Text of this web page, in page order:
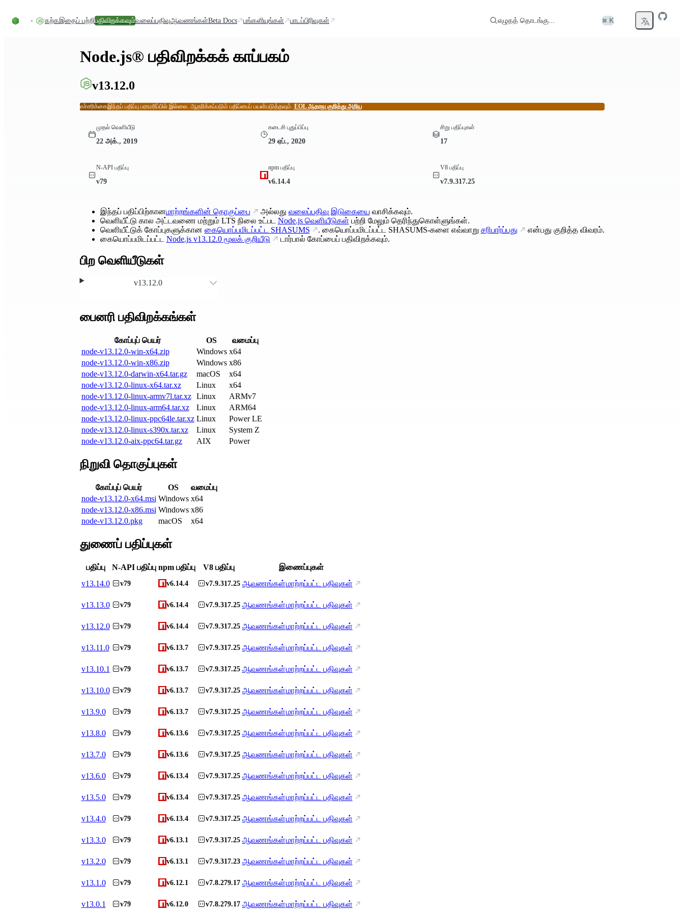
கற்கஇதைப் பற்றிபதிவிறக்கவும்வலைப்பதிவுஆவணங்கள்Beta Docs பங்களியுங்கள் பாடப்பிரிவுகள் எழுதத் தொடங்கு... ⌘ K
Node.js® பதிவிறக்கக் காப்பகம்
v13.12.0
எச்சரிக்கைஇந்தப் பதிப்பு பராமரிப்பில் இல்லை. ஆதரிக்கப்படும் பதிப்பைப் பயன்படுத்தவும். EOL ஆதரவு குறித்து அறிய
முதல் வெளியீடு
22 அக்., 2019
கடைசி புதுப்பிப்பு
29 ஏப்., 2020
சிறு பதிப்புகள்
17
N-API பதிப்பு
v79
npm பதிப்பு
v6.14.4
V8 பதிப்பு
v7.9.317.25
இந்தப் பதிப்பிற்கானமாற்றங்களின் தொகுப்பை அல்லது வலைப்பதிவு இடுகையை வாசிக்கவும்.
வெளியீட்டு கால அட்டவணை மற்றும் LTS நிலை உட்பட Node.js வெளியீடுகள் பற்றி மேலும் தெரிந்துகொள்ளுங்கள்.
வெளியீட்டுக் கோப்புகளுக்கான கையொப்பமிடப்பட்ட SHASUMS . கையொப்பமிடப்பட்ட SHASUMS-களை எவ்வாறு சரிபார்ப்பது
என்பது குறித்த விவரம்.
கையொப்பமிடப்பட்ட Node.js v13.12.0மூலக் குறியீடு டார்பால் கோப்பைப் பதிவிறக்கவும்.
பிற வெளியீடுகள்
v13.12.0
பைனரி பதிவிறக்கங்கள்
கோப்புப் பெயர் OS
வமைப்பு
node-v13.12.0-win-x64.zip
Windows x64
node-v13.12.0-win-x86.zip
Windows x86
node-v13.12.0-darwin-x64.tar.gz
macOS
x64
node-v13.12.0-linux-x64.tar.xz
Linux
x64
node-v13.12.0-linux-armv7l.tar.xz
Linux
ARMv7
node-v13.12.0-linux-arm64.tar.xz
Linux
ARM64
node-v13.12.0-linux-ppc64le.tar.xz Linux
Power LE
node-v13.12.0-linux-s390x.tar.xz
Linux
System Z
node-v13.12.0-aix-ppc64.tar.gz
AIX Power
நிறுவி தொகுப்புகள்
கோப்புப் பெயர் OS
வமைப்பு
node-v13.12.0-x64.msi Windows x64
node-v13.12.0-x86.msi Windows x86
node-v13.12.0.pkg
macOS x64
துணைப் பதிப்புகள்
பதிப்பு N-API பதிப்பு npm பதிப்பு V8 பதிப்பு
இணைப்புகள்
v13.14.0 v79 v6.14.4 v7.9.317.25 ஆவணங்கள்மாற்றப்பட்ட பதிவுகள்
v13.13.0 v79 v6.14.4 v7.9.317.25 ஆவணங்கள்மாற்றப்பட்ட பதிவுகள்
v13.12.0 v79 v6.14.4 v7.9.317.25 ஆவணங்கள்மாற்றப்பட்ட பதிவுகள்
v13.11.0 v79 v6.13.7 v7.9.317.25 ஆவணங்கள்மாற்றப்பட்ட பதிவுகள்
v13.10.1 v79 v6.13.7 v7.9.317.25 ஆவணங்கள்மாற்றப்பட்ட பதிவுகள்
v13.10.0 v79 v6.13.7 v7.9.317.25 ஆவணங்கள்மாற்றப்பட்ட பதிவுகள்
v13.9.0 v79 v6.13.7 v7.9.317.25 ஆவணங்கள்மாற்றப்பட்ட பதிவுகள்
v13.8.0 v79 v6.13.6 v7.9.317.25 ஆவணங்கள்மாற்றப்பட்ட பதிவுகள்
v13.7.0 v79 v6.13.6 v7.9.317.25 ஆவணங்கள்மாற்றப்பட்ட பதிவுகள்
v13.6.0 v79 v6.13.4 v7.9.317.25 ஆவணங்கள்மாற்றப்பட்ட பதிவுகள்
v13.5.0 v79 v6.13.4 v7.9.317.25 ஆவணங்கள்மாற்றப்பட்ட பதிவுகள்
v13.4.0 v79 v6.13.4 v7.9.317.25 ஆவணங்கள்மாற்றப்பட்ட பதிவுகள்
v13.3.0 v79 v6.13.1 v7.9.317.25 ஆவணங்கள்மாற்றப்பட்ட பதிவுகள்
v13.2.0 v79 v6.13.1 v7.9.317.23 ஆவணங்கள்மாற்றப்பட்ட பதிவுகள்
v13.1.0 v79 v6.12.1 v7.8.279.17 ஆவணங்கள்மாற்றப்பட்ட பதிவுகள்
v13.0.1 v79 v6.12.0 v7.8.279.17 ஆவணங்கள்மாற்றப்பட்ட பதிவுகள்